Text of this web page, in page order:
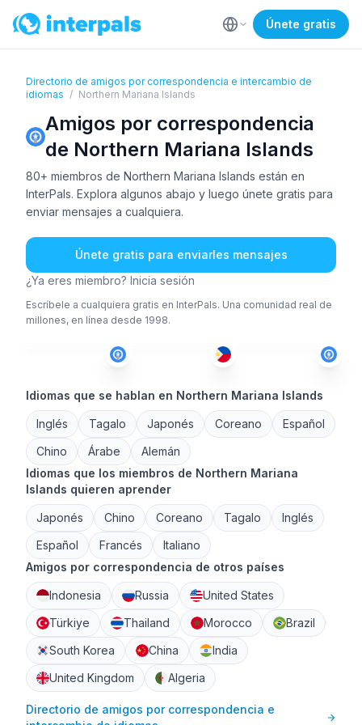
Únete gratis
Directorio de amigos por correspondencia e intercambio de
idiomas / Northern Mariana Islands
Amigos por correspondencia
de Northern Mariana Islands
80+ miembros de Northern Mariana Islands están en
InterPals. Explora algunos abajo y luego únete gratis para
enviar mensajes a cualquiera.
Únete gratis para enviarles mensajes
¿Ya eres miembro? Inicia sesión
Escríbele a cualquiera gratis en InterPals. Una comunidad real de
millones, en línea desde 1998.
ING ING+1
Idiomas que se hablan en Northern Mariana Islands
Inglés Tagalo Japonés Coreano
Español
Chino
Árabe
Alemán
Idiomas que los miembros de Northern Mariana
Islands quieren aprender
Japonés Chino Coreano Tagalo
Inglés
Español
Francés
Italiano
Amigos por correspondencia de otros países
Indonesia Russia
United States
Türkiye
Thailand Morocco
Brazil
South Korea
China
India
United Kingdom
Algeria
Directorio de amigos por correspondencia e